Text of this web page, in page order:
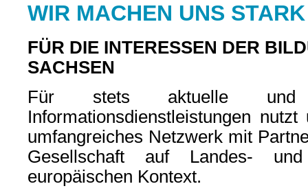
WIR MACHEN UNS STARK
FÜR DIE INTERESSEN DER
SACHSEN
Für stets aktuelle und
Informationsdienstleistungen
umfangreiches Netzwerk mit
Gesellschaft auf Landes-
europäischen Kontext.